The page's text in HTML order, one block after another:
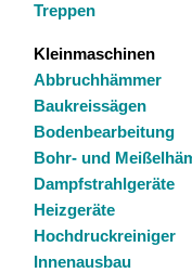
Treppen
Kleinmaschinen
Abbruchhämmer
Baukreissägen
Bodenbearbeitung
Bohr- und
Dampfstrahlgeräte
Heizgeräte
Hochdruckreiniger
Innenausbau